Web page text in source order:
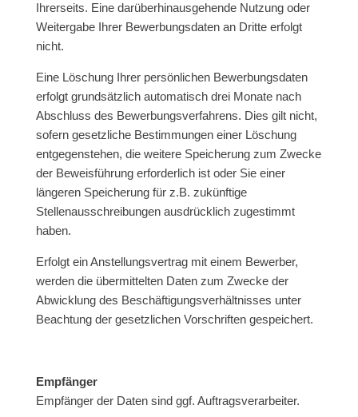
Ihrerseits. Eine darüberhinausgehende Nutzung oder
Weitergabe Ihrer Bewerbungsdaten an Dritte erfolgt
nicht.
Eine Löschung Ihrer persönlichen Bewerbungsdaten
erfolgt grundsätzlich automatisch drei Monate nach
Abschluss des Bewerbungsverfahrens. Dies gilt nicht,
sofern gesetzliche Bestimmungen einer Löschung
entgegenstehen, die weitere Speicherung zum Zwecke
der Beweisführung erforderlich ist oder Sie einer
längeren Speicherung für z.B. zukünftige
Stellenausschreibungen ausdrücklich zugestimmt
haben.
Erfolgt ein Anstellungsvertrag mit einem Bewerber,
werden die übermittelten Daten zum Zwecke der
Abwicklung des Beschäftigungsverhältnisses unter
Beachtung der gesetzlichen Vorschriften gespeichert.
Empfänger
Empfänger der Daten sind ggf. Auftragsverarbeiter.